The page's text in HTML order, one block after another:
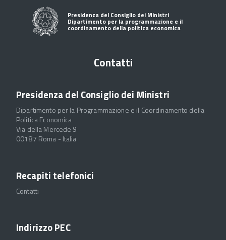
Presidenza del Consiglio dei Ministri
Dipartimento per la programmazione e il
coordinamento della politica economica
Contatti
Presidenza del Consiglio dei Ministri
Dipartimento per la Programmazione e il Coordinamento della
Politica Economica
Via della Mercede 9
00187 Roma - Italia
Recapiti telefonici
Contatti
Indirizzo PEC